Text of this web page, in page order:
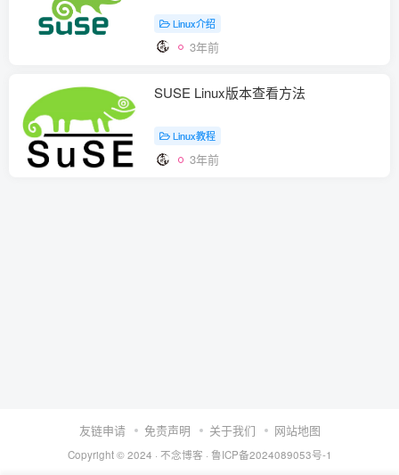
Linux介绍
3年前
SUSE Linux版本查看方法
Linux教程
3年前
友链申请 免责声明 关于我们 网站地图
Copyright © 2024 · 不念博客 · 鲁ICP备2024089053号-1